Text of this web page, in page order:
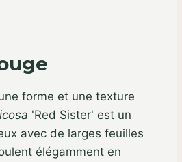
forme et une texture
'Red Sister' est un
avec de larges feuilles
élégamment en